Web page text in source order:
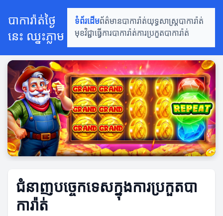
បាការ៉ាត់ថ្ងៃ
នេះ ឈ្នះភ្លាម
ទំព័រដើមព័ត៌មានបាការ៉ាត់យុទ្ធសាស្ត្របាការ៉ាត់
មុខវិជ្ជាធ្វើការបាការ៉ាត់ការប្រកួតបាការ៉ាត់
ជំនាញបច្ចេកទេសក្នុងការប្រកួតបា
ការ៉ាត់